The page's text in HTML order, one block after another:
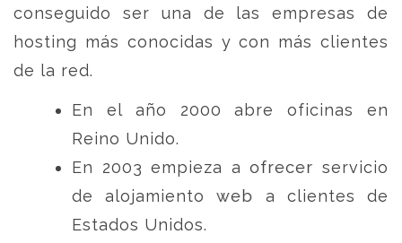
conseguido ser una de las empresas de
hosting más conocidas y con más clientes
de la red.
En el año 2000 abre oficinas en
Reino Unido.
En 2003 empieza a ofrecer servicio
de alojamiento web a clientes de
Estados Unidos.